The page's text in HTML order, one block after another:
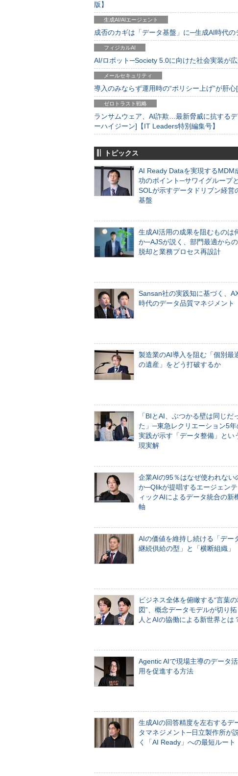
版】
生成AI/AIエージェント
成否のカギは「データ基盤」に─生成AI時代
フィジカルAI
AI/ロボット─Society 5.0に向けた社会実装が
メールセキュリティ
導入のみならず運用時の“ポリシー上げ”が肝
ゼロトラスト戦略
ランサムウェア、AI詐欺…最新脅威に抗する
ーハイジーン]【IT Leaders特別編集号】
トピックス
AI Ready Dataを実現するMDM
功のポイント─サワイグループ
SOLが示すデータドリブン経営
基盤
生成AI活用の成果を阻むものは
か─AJSが説く、部門最適からの
脱却と業務プロセス再設計
Sansan社の実践知に基づく、
時代のデータ品質マネジメント
製造業のAI導入を阻む「個別最
の遺産」をどう打破するか
「BIとAI、ぶつかる壁は同じだ
た」─東急レクリエーション5年
実践が示す「データ整備」とい
現実解
企業AIの95％はなぜ使われない
か─Qlikが提唱するエージェンテ
ィックAIによるデータ統合の新
軸
AIの価値を維持し続ける「デー
継続供給の型」と「横断組織」
ビジネス全体を俯瞰する“言葉
図”、概念データモデルが切り拓
人とAIの協働による新世界とは
Agentic AIで現場主導のデータ活
用を促進する方法
生成AIの回答精度を左右するデ
タマネジメント─日立製作所が
く「AI Ready」への最短ルート